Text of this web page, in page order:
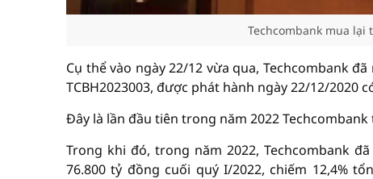
Techcombank mua
Cụ thể vào ngày 22/12 vừa qua, Techcombank
TCBH2023003, được phát hành ngày 22/12/2020
Đây là lần đầu tiên trong năm 2022
Trong khi đó, trong năm 2022, Techcombank
76.800 tỷ đồng cuối quý I/2022, chiếm 12,4%